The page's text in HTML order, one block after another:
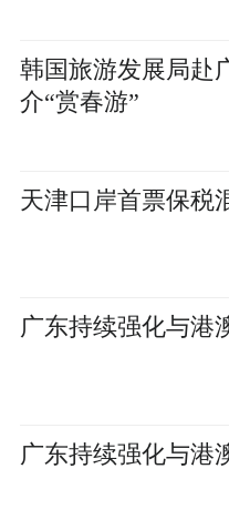
韩国旅游发展局赴
介“赏春游”
天津口岸首票保税
广东持续强化与港
广东持续强化与港